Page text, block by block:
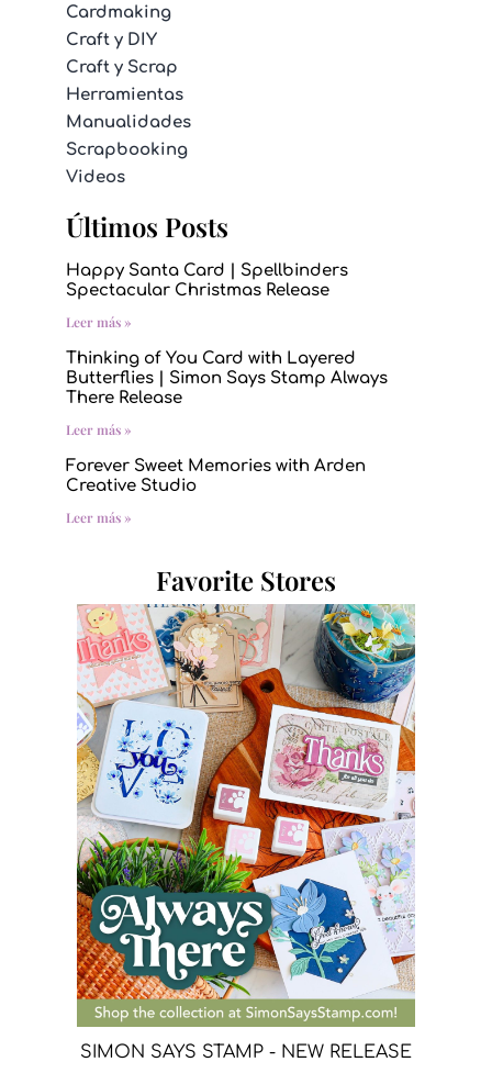
Cardmaking
Craft y DIY
Craft y Scrap
Herramientas
Manualidades
Scrapbooking
Videos
Últimos Posts
Happy Santa Card | Spellbinders
Spectacular Christmas Release
Leer más »
Thinking of You Card with Layered
Butterflies | Simon Says Stamp Always
There Release
Leer más »
Forever Sweet Memories with Arden
Creative Studio
Leer más »
Favorite Stores
SIMON SAYS STAMP - NEW RELEASE